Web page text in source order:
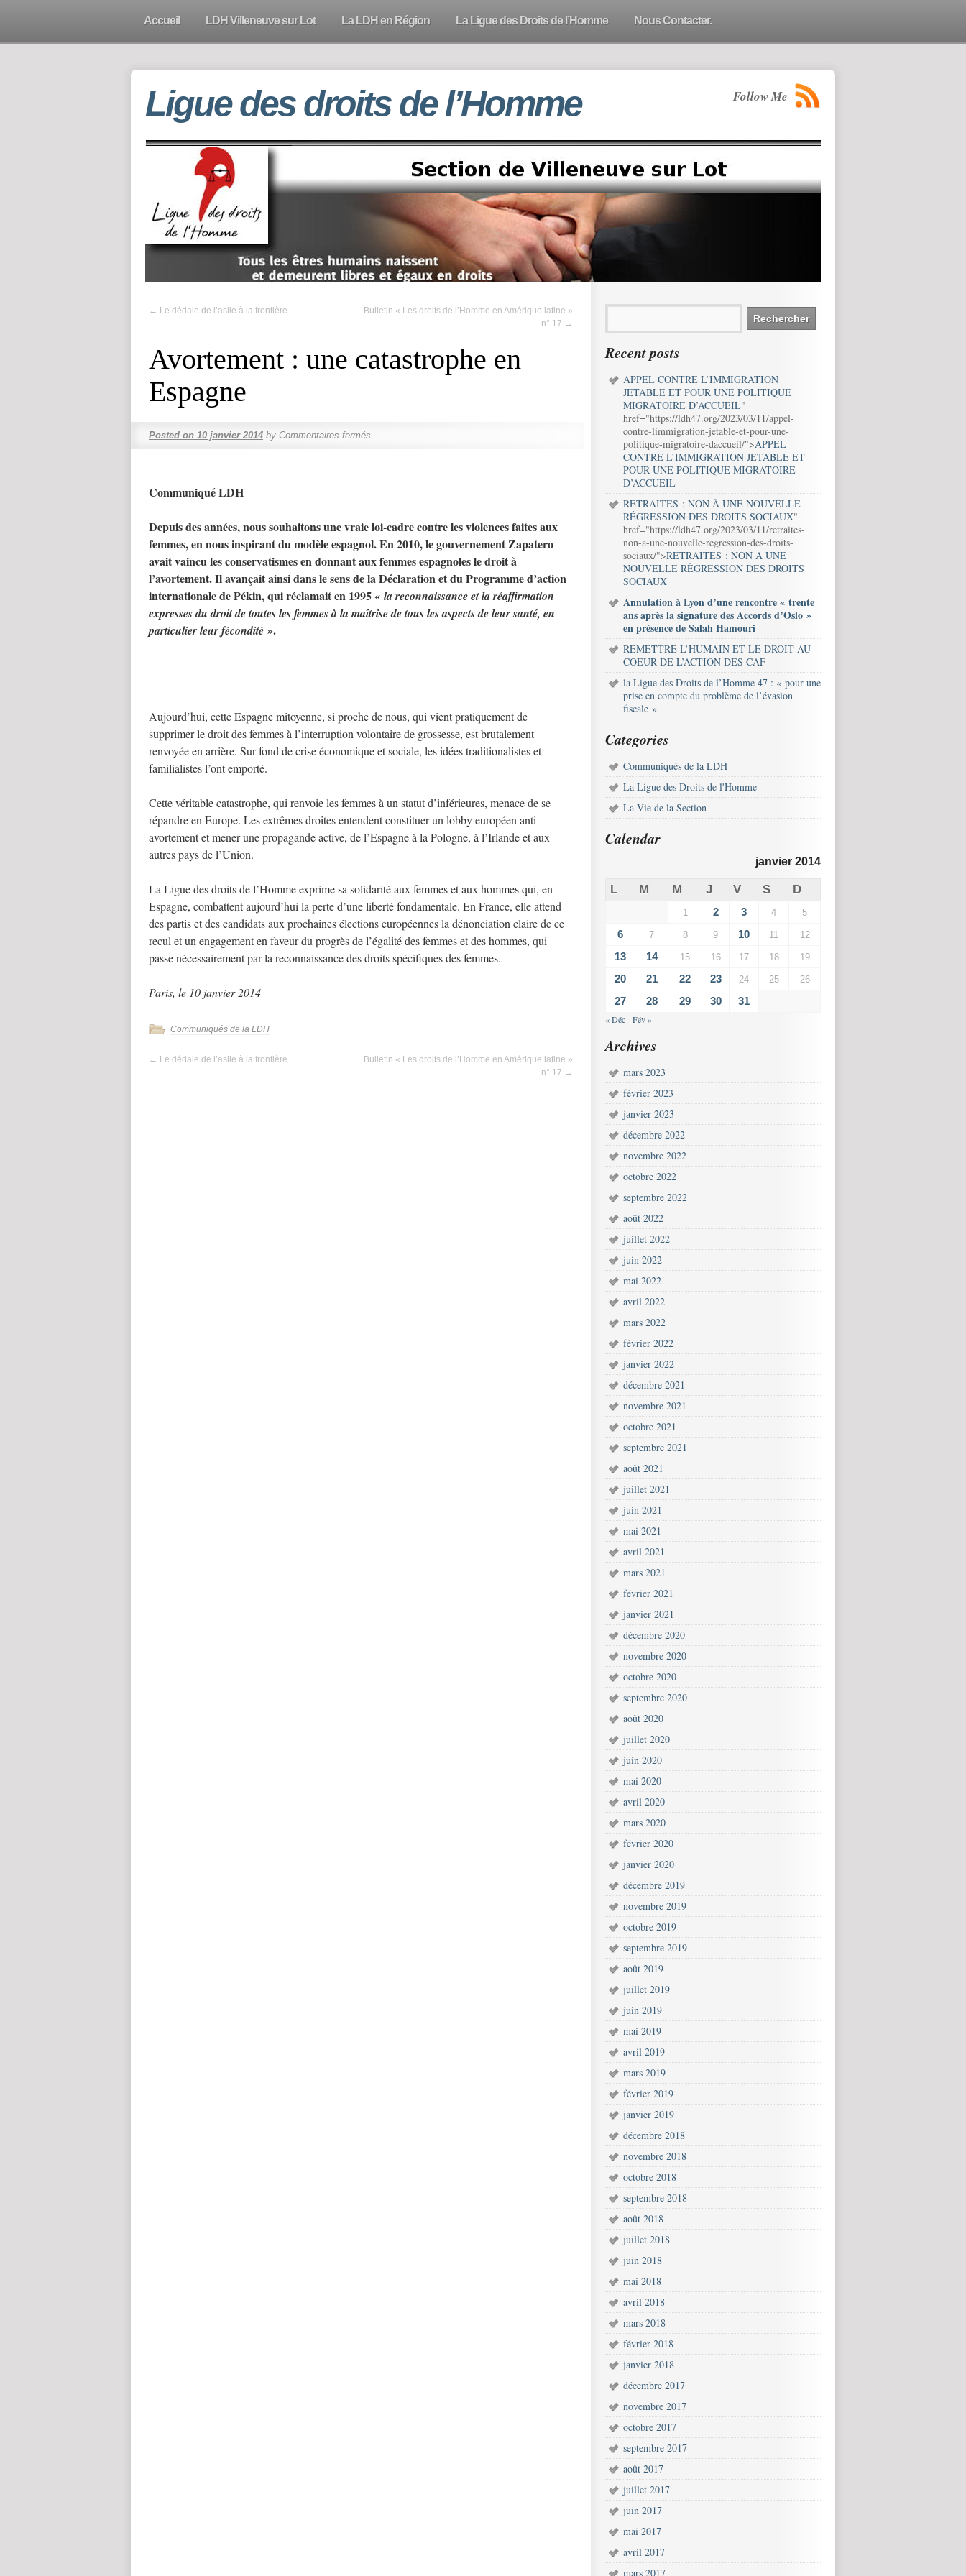
Accueil LDH Villeneuve sur Lot La LDH en Région La Ligue des Droits de l’Homme Nous Contacter.
Ligue des droits de l’Homme Follow Me
← Le dédale de l’asile à la frontière
Bulletin « Les droits de l’Homme en Amérique latine »
n° 17 →
Avortement : une catastrophe en
Espagne
Posted on 10 janvier 2014 by Commentaires fermés
Communiqué LDH
Depuis des années, nous souhaitons une vraie loi-cadre contre les violences faites aux
femmes, en nous inspirant du modèle espagnol. En 2010, le gouvernement Zapatero
avait vaincu les conservatismes en donnant aux femmes espagnoles le droit à
l’avortement. Il avançait ainsi dans le sens de la Déclaration et du Programme d’action
internationale de Pékin, qui réclamait en 1995 « la reconnaissance et la réaffirmation
expresses du droit de toutes les femmes à la maîtrise de tous les aspects de leur santé, en
particulier leur fécondité ».
Aujourd’hui, cette Espagne mitoyenne, si proche de nous, qui vient pratiquement de
supprimer le droit des femmes à l’interruption volontaire de grossesse, est brutalement
renvoyée en arrière. Sur fond de crise économique et sociale, les idées traditionalistes et
familialistes l’ont emporté.
Cette véritable catastrophe, qui renvoie les femmes à un statut d’inférieures, menace de se
répandre en Europe. Les extrêmes droites entendent constituer un lobby européen anti-
avortement et mener une propagande active, de l’Espagne à la Pologne, à l’Irlande et aux
autres pays de l’Union.
La Ligue des droits de l’Homme exprime sa solidarité aux femmes et aux hommes qui, en
Espagne, combattent aujourd’hui la perte d’une liberté fondamentale. En France, elle attend
des partis et des candidats aux prochaines élections européennes la dénonciation claire de ce
recul et un engagement en faveur du progrès de l’égalité des femmes et des hommes, qui
passe nécessairement par la reconnaissance des droits spécifiques des femmes.
Paris, le 10 janvier 2014
Communiqués de la LDH
← Le dédale de l’asile à la frontière
Bulletin « Les droits de l’Homme en Amérique latine »
n° 17 →
Recent posts
APPEL CONTRE L’IMMIGRATION
JETABLE ET POUR UNE POLITIQUE
MIGRATOIRE D’ACCUEIL"
href="https://ldh47.org/2023/03/11/appel-
contre-limmigration-jetable-et-pour-une-
politique-migratoire-daccueil/">APPEL
CONTRE L’IMMIGRATION JETABLE ET
POUR UNE POLITIQUE MIGRATOIRE
D’ACCUEIL
RETRAITES : NON À UNE NOUVELLE
RÉGRESSION DES DROITS SOCIAUX"
href="https://ldh47.org/2023/03/11/retraites-
non-a-une-nouvelle-regression-des-droits-
sociaux/">RETRAITES : NON À UNE
NOUVELLE RÉGRESSION DES DROITS
SOCIAUX
Annulation à Lyon d’une rencontre « trente
ans après la signature des Accords d’Oslo »
en présence de Salah Hamouri
REMETTRE L’HUMAIN ET LE DROIT AU
COEUR DE L’ACTION DES CAF
la Ligue des Droits de l’Homme 47 : « pour une
prise en compte du problème de l’évasion
fiscale »
Categories
Communiqués de la LDH
La Ligue des Droits de l'Homme
La Vie de la Section
Calendar
janvier 2014
L M M J V S D
1 2 3 4 5
6 7 8 9 10 11 12
13 14 15 16 17 18 19
20 21 22 23 24 25 26
27 28 29 30 31
« Déc Fév »
Archives
mars 2023
février 2023
janvier 2023
décembre 2022
novembre 2022
octobre 2022
septembre 2022
août 2022
juillet 2022
juin 2022
mai 2022
avril 2022
mars 2022
février 2022
janvier 2022
décembre 2021
novembre 2021
octobre 2021
septembre 2021
août 2021
juillet 2021
juin 2021
mai 2021
avril 2021
mars 2021
février 2021
janvier 2021
décembre 2020
novembre 2020
octobre 2020
septembre 2020
août 2020
juillet 2020
juin 2020
mai 2020
avril 2020
mars 2020
février 2020
janvier 2020
décembre 2019
novembre 2019
octobre 2019
septembre 2019
août 2019
juillet 2019
juin 2019
mai 2019
avril 2019
mars 2019
février 2019
janvier 2019
décembre 2018
novembre 2018
octobre 2018
septembre 2018
août 2018
juillet 2018
juin 2018
mai 2018
avril 2018
mars 2018
février 2018
janvier 2018
décembre 2017
novembre 2017
octobre 2017
septembre 2017
août 2017
juillet 2017
juin 2017
mai 2017
avril 2017
mars 2017